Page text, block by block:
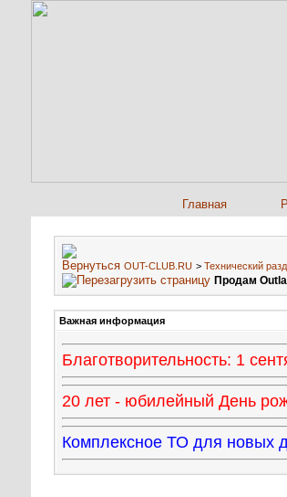
Главная
OUT-CLUB.RU > Технический
Продам
Важная информация
Благотворительность: 1
20 лет - юбилейный День
Комплексное ТО для